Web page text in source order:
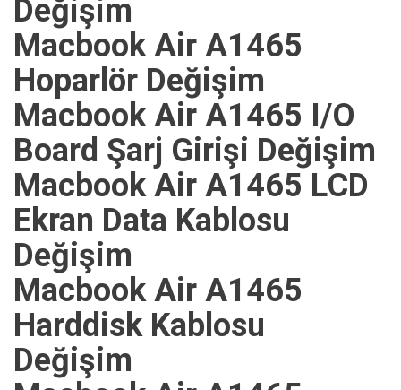
Değişim
Macbook Air A1465
Hoparlör Değişim
Macbook Air A1465 I/O
Board Şarj Girişi Değişim
Macbook Air A1465 LCD
Ekran Data Kablosu
Değişim
Macbook Air A1465
Harddisk Kablosu
Değişim